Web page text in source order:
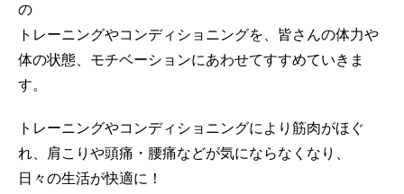
の
トレーニングやコンディショニングを、皆さんの体力や
体の状態、モチベーションにあわせてすすめていきま
す。
トレーニングやコンディショニングにより筋肉がほぐ
れ、肩こりや頭痛・腰痛などが気にならなくなり、
日々の生活が快適に！